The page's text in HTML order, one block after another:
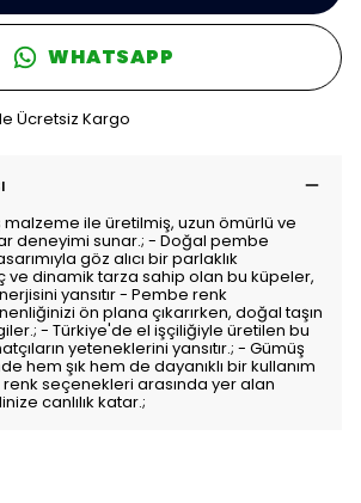
WHATSAPP
Ücretsiz Kargo
ile üretilmiş, uzun ömürlü ve
deneyimi sunar.; - Doğal pembe
göz alıcı bir parlaklık
ve dinamik tarza sahip olan bu küpeler,
yansıtır - Pembe renk
ön plana çıkarırken, doğal taşın
- Türkiye'de el işçiliğiyle üretilen bu
yeteneklerini yansıtır.; - Gümüş
hem şık hem de dayanıklı bir kullanım
seçenekleri arasında yer alan
canlılık katar.;